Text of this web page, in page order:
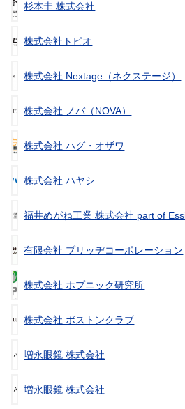
杉本圭 株式会社
株式会社トピオ
株式会社 Nextage（ネクステージ）
株式会社 ノバ（NOVA）
株式会社 ハグ・オザワ
株式会社 ハヤシ
福井めがね工業 株式会社 part of
有限会社 ブリッヂコーポレーション
株式会社 ホプニック研究所
株式会社 ボストンクラブ
増永眼鏡 株式会社
増永眼鏡 株式会社